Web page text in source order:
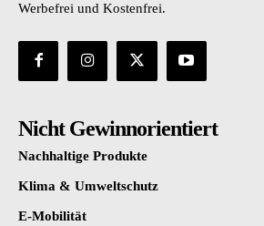
Werbefrei und Kostenfrei.
Nicht Gewinnorientiert
Nachhaltige Produkte
Klima & Umweltschutz
E-Mobilität